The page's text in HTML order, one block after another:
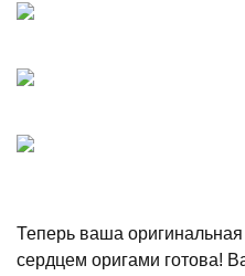
Теперь ваша
сердцем оригами готова!